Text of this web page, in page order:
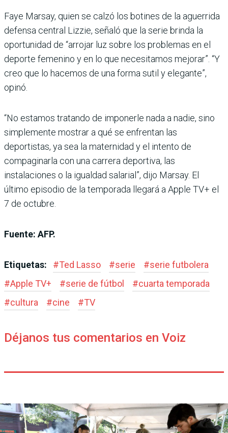
Faye Marsay, quien se calzó los botines de la aguerrida
defensa central Lizzie, señaló que la serie brinda la
oportunidad de “arrojar luz sobre los problemas en el
deporte femenino y en lo que necesitamos mejorar”. “Y
creo que lo hacemos de una forma sutil y elegante”,
opinó.
“No estamos tratando de imponerle nada a nadie, sino
simplemente mostrar a qué se enfrentan las
deportistas, ya sea la maternidad y el intento de
compaginarla con una carrera deportiva, las
instalaciones o la igualdad salarial”, dijo Marsay. El
último episodio de la temporada llegará a Apple TV+ el
7 de octubre.
Fuente: AFP.
Etiquetas: #Ted Lasso #serie #serie futbolera
#Apple TV+ #serie de fútbol #cuarta temporada
#cultura #cine #TV
Déjanos tus comentarios en Voiz